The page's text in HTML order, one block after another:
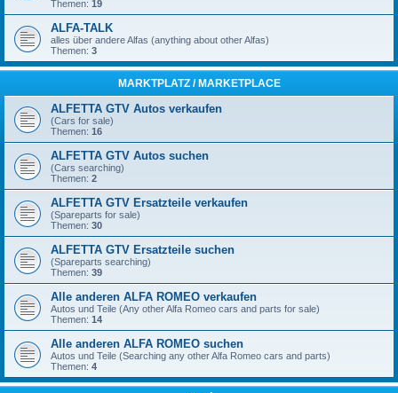
Themen: 19
ALFA-TALK
alles über andere Alfas (anything about other Alfas)
Themen: 3
MARKTPLATZ / MARKETPLACE
ALFETTA GTV Autos verkaufen
(Cars for sale)
Themen: 16
ALFETTA GTV Autos suchen
(Cars searching)
Themen: 2
ALFETTA GTV Ersatzteile verkaufen
(Spareparts for sale)
Themen: 30
ALFETTA GTV Ersatzteile suchen
(Spareparts searching)
Themen: 39
Alle anderen ALFA ROMEO verkaufen
Autos und Teile (Any other Alfa Romeo cars and parts for sale)
Themen: 14
Alle anderen ALFA ROMEO suchen
Autos und Teile (Searching any other Alfa Romeo cars and parts)
Themen: 4